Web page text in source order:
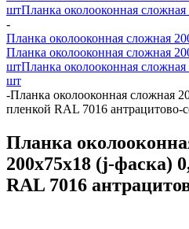
штПланка околооконная
-
Планка околооконная сложная
Планка околооконная сложная
штПланка околооконная
шт
-Планка околооконная сложная
пленкой RAL 7016 антрацитово-
Планка
200х75х18 (j-фаска)
RAL 7016